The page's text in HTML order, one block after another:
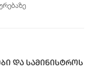
და სამინისტროს